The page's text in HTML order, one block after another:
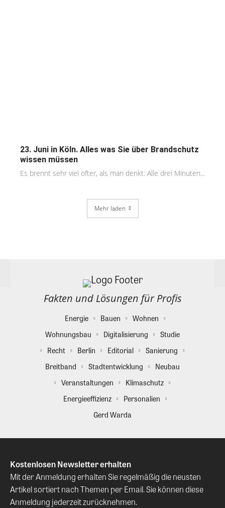
23. Juni in Köln. Alles was Sie über Brandschutz
wissen müssen
Es brennt sehr viel öfter, als man denkt: Alle drei Minuten...
Mehr laden
Fakten und Lösungen für Profis
Energie Bauen
Wohnen
Wohnungsbau
Digitalisierung
Studie
Recht
Berlin Editorial
Sanierung
Breitband
Stadtentwicklung
Neubau
Veranstaltungen
Klimaschutz
Energieeffizienz
Personalien
Gerd Warda
Kostenlosen Newsletter erhalten
Mit der Anmeldung erhalten Sie regelmäßig die neusten
Artikel sortiert nach Themen per Email. Sie können diese
Anmeldung jederzeit zurücknehmen.